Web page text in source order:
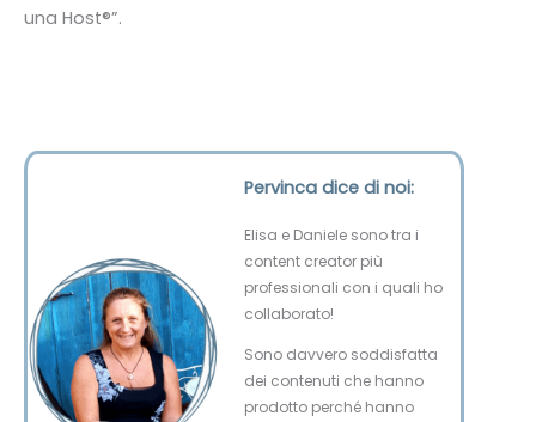
una Host®”.
Pervinca dice di noi:
Elisa e Daniele sono tra i
content creator più
professionali con i quali ho
collaborato!
Sono davvero soddisfatta
dei contenuti che hanno
prodotto perché hanno